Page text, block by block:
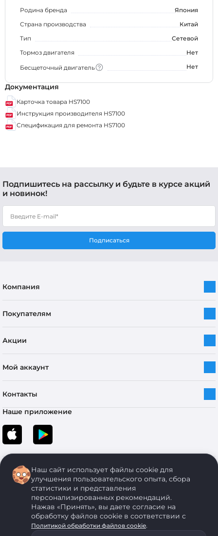
Родина бренда
Япония
Страна производства
Китай
Тип
Сетевой
Тормоз двигателя
Нет
Бесщеточный двигатель Нет
Документация
Карточка товара HS7100
Инструкция производителя HS7100
Спецификация для ремонта HS7100
Подпишитесь на рассылку и будьте в курсе акций
и новинок!
Подписаться
Компания
Покупателям
Акции
Мой аккаунт
Контакты
Наше приложение
Copyright © 2005-2026 ОДО “ЭКОНОМСТРОЙ”. Все права защищены.
ОДО "ЭКОНОМСТРОЙ" Юр.адрес: 224011, г. Брест, ул. Чичерина, д. 26 УНП: 290429086, регистрация:№
Наш сайт использует файлы cookie для
улучшения пользовательского опыта, сбора
статистики и представления
персонализированных рекомендаций.
Нажав «Принять», вы даете согласие на
обработку файлов cookie в соответствии с
Политикой обработки файлов cookie.